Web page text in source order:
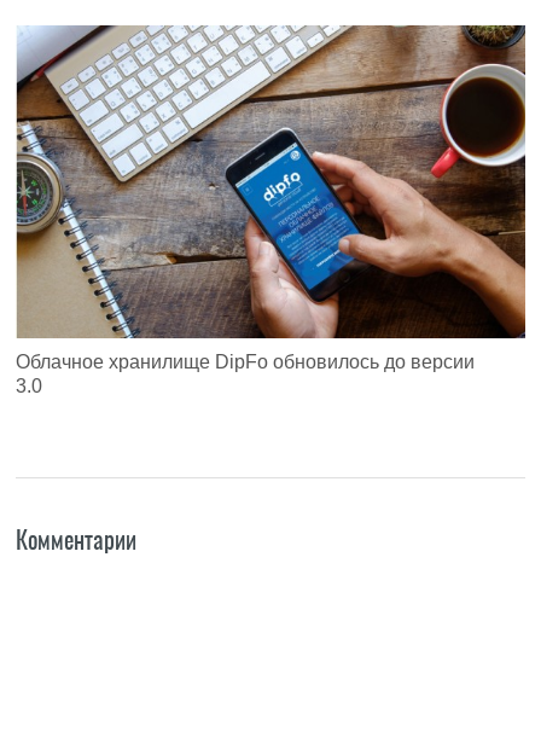
Облачное хранилище DipFo обновилось до версии
3.0
Комментарии